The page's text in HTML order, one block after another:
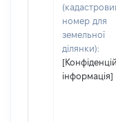
номер для
земельної
ділянки):
інформація]